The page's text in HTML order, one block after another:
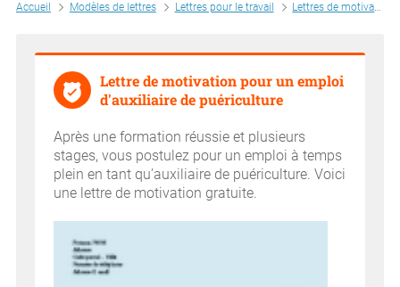
Accueil Modèles de lettres Lettres pour le travail Lettres de motivation
Lettre de motivation pour un emploi
d'auxiliaire de puériculture
Après une formation réussie et plusieurs
stages, vous postulez pour un emploi à temps
plein en tant qu’auxiliaire de puériculture. Voici
une lettre de motivation gratuite.